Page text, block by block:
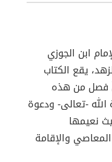
ابن الجوزي
يقع الكتاب
من 32 فصلًا، وكلّ فصل من هذه
-تعالى- ودعوة
نعيمها
والإقامة